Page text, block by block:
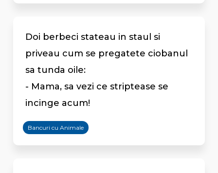
Doi berbeci stateau in staul si
priveau cum se pregatete ciobanul
sa tunda oile:
- Mama, sa vezi ce striptease se
incinge acum!
Bancuri cu Animale